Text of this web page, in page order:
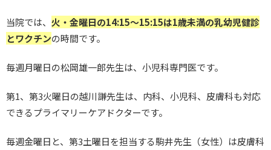
当院では、 火・金曜日の14:15～15:15は1歳未満の乳幼児健診
とワクチンの時間です。
毎週月曜日の松岡雄一郎先生は、小児科専門医です。
第1、第3火曜日の越川謙先生は、内科、小児科、皮膚科も対応
できるプライマリーケアドクターです。
毎週金曜日と、第3土曜日を担当する駒井先生（女性）は皮膚科